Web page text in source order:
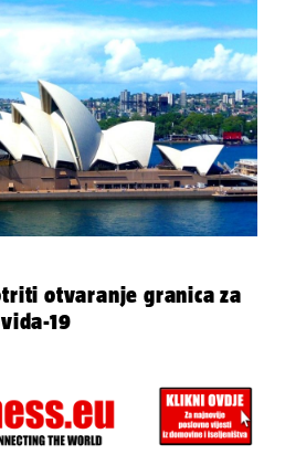
otvaranje granica za
19